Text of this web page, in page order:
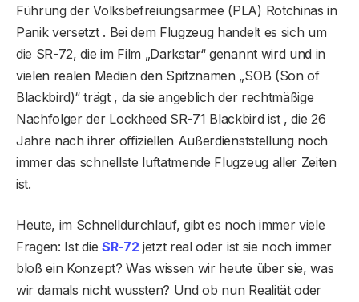
Führung der Volksbefreiungsarmee (PLA) Rotchinas in
Panik versetzt . Bei dem Flugzeug handelt es sich um
die SR-72, die im Film „Darkstar“ genannt wird und in
vielen realen Medien den Spitznamen „SOB (Son of
Blackbird)“ trägt , da sie angeblich der rechtmäßige
Nachfolger der Lockheed SR-71 Blackbird ist , die 26
Jahre nach ihrer offiziellen Außerdienststellung noch
immer das schnellste luftatmende Flugzeug aller Zeiten
ist.
Heute, im Schnelldurchlauf, gibt es noch immer viele
Fragen: Ist die SR-72 jetzt real oder ist sie noch immer
bloß ein Konzept? Was wissen wir heute über sie, was
wir damals nicht wussten? Und ob nun Realität oder